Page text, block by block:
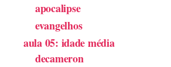
apocalipse
evangelhos
aula 05: idade média
decameron